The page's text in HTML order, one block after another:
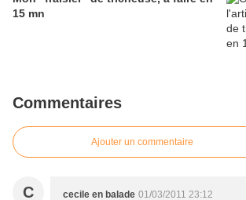
15 mn
Commentaires
Ajouter un commentaire
C cecile en balade 01/03/2011 23:12